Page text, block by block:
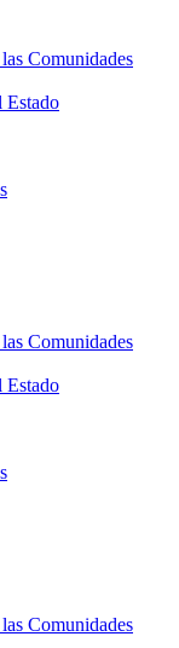
Comunidades
Estado
Comunidades
Estado
Comunidades